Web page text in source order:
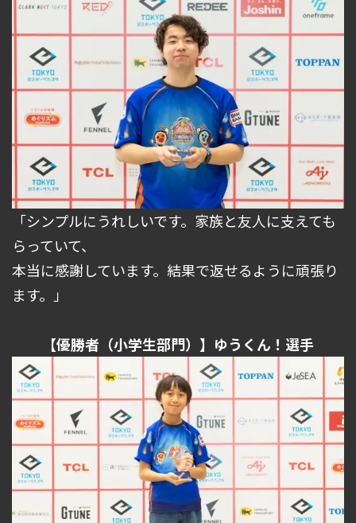
「シンプルにうれしいです。家族と友人に支えても
らっていて、
本当に感謝しています。結果で返せるように頑張り
ます。」
【優勝者（小学生部門）】ゆうくん！選手